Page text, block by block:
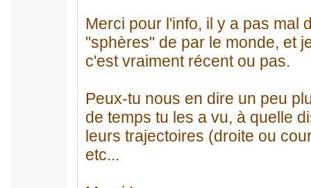
Merci pour l'info, il y a pas mal
"sphères" de par le monde, et
c'est vraiment récent ou pas.
Peux-tu nous en dire un peu
de temps tu les a vu, à quelle
leurs trajectoires (droite ou
etc...